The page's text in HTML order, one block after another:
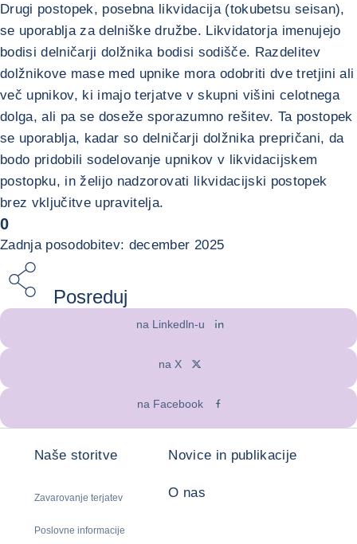
Drugi postopek, posebna likvidacija (tokubetsu seisan),
se uporablja za delniške družbe. Likvidatorja imenujejo
bodisi delničarji dolžnika bodisi sodišče. Razdelitev
dolžnikove mase med upnike mora odobriti dve tretjini ali
več upnikov, ki imajo terjatve v skupni višini celotnega
dolga, ali pa se doseže sporazumno rešitev. Ta postopek
se uporablja, kadar so delničarji dolžnika prepričani, da
bodo pridobili sodelovanje upnikov v likvidacijskem
postopku, in želijo nadzorovati likvidacijski postopek
brez vključitve upravitelja.
0
Zadnja posodobitev: december 2025
Posreduj
na Linkedln-u
na X
na Facebook
Naše storitve
Zavarovanje terjatev
Poslovne informacije
Novice in publikacije
O nas